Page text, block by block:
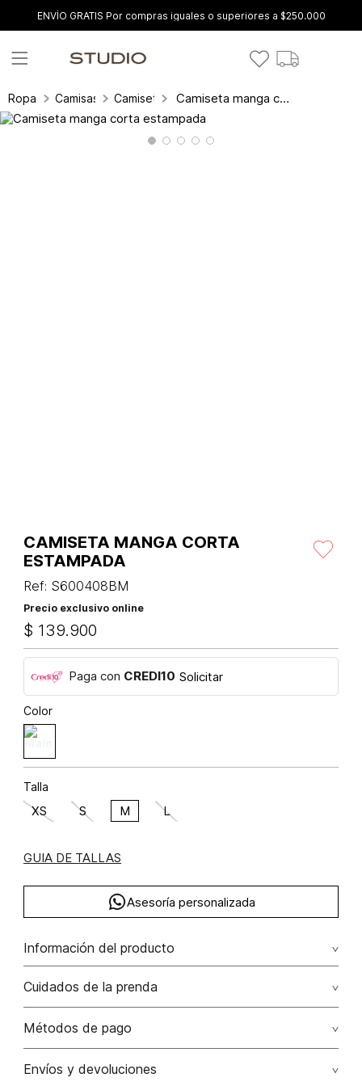
ENVÍO GRATIS Por compras iguales o superiores a $250.000
Ropa Camisas y blusas
Camisetas Camiseta manga corta estampada
CAMISETA MANGA CORTA
ESTAMPADA
Ref: S600408BM
Precio exclusivo online
$ 139.900
Paga con CREDI10 Solicitar
Color
Talla
XS S M L
GUIA DE TALLAS
Asesoría personalizada
Información del producto
Camiseta manga corta estampada
Composición: ALGODÓN 95% ELASTANO 5%
Cuidados de la prenda
Lavar por separado / lavar separadamente. no remojar -
Métodos de pago
Tarjetas de crédito: Visa, Dinners, Master Card y American
Envíos y devoluciones